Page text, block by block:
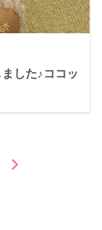
した♪ココッ